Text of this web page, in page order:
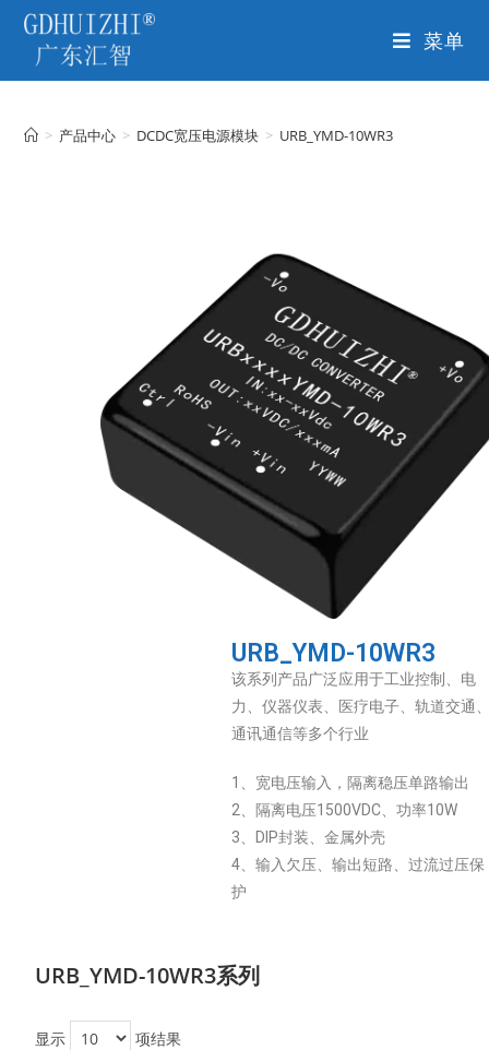
菜单
> 产品中心 > DCDC宽压电源模块 > URB_YMD-10WR3
URB_YMD-10WR3
该系列产品广泛应用于工业控制、电
力、仪器仪表、医疗电子、轨道交通
通讯通信等多个行业
1、宽电压输入，隔离稳压单路输出
2、隔离电压1500VDC、功率10W
3、DIP封装、金属外壳
4、输入欠压、输出短路、过流过压保
护
URB_YMD-10WR3系列
显示 项结果